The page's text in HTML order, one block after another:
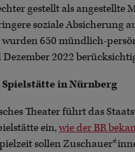
gestellt als angestellte
soziale Absicherung
650 mündlich-
2022
in Nürnberg
Theater führt das
ein,wie der BR
sollen